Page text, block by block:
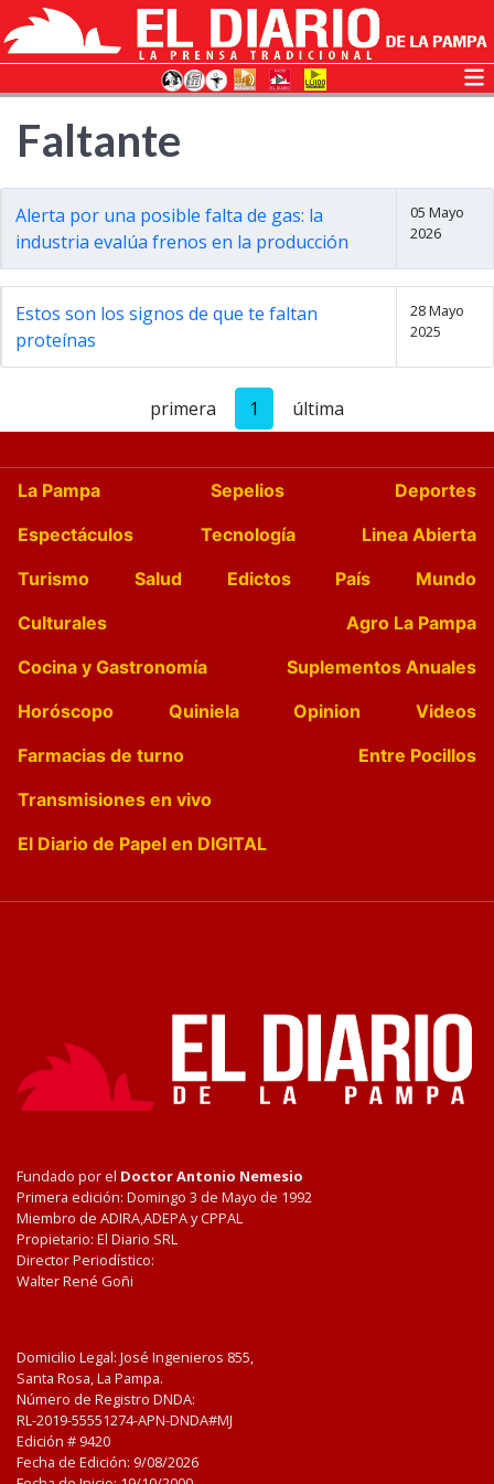
Faltante
Alerta por una posible falta de gas: la
industria evalúa frenos en la producción
05 Mayo
2026
Estos son los signos de que te faltan
proteínas
28 Mayo
2025
primera 1 última
La Pampa Sepelios
Deportes
Espectáculos
Tecnología
Linea Abierta
Turismo
Salud Edictos País
Mundo
Culturales
Agro La Pampa
Cocina y Gastronomía
Suplementos Anuales
Horóscopo
Quiniela Opinion
Videos
Farmacias de turno
Entre Pocillos
Transmisiones en vivo
El Diario de Papel en DIGITAL
Fundado por el Doctor Antonio Nemesio
Primera edición: Domingo 3 de Mayo de 1992
Miembro de ADIRA,ADEPA y CPPAL
Propietario: El Diario SRL
Director Periodístico:
Walter René Goñi
Domicilio Legal: José Ingenieros 855,
Santa Rosa, La Pampa.
Número de Registro DNDA:
RL-2019-55551274-APN-DNDA#MJ
Edición # 9420
Fecha de Edición: 9/08/2026